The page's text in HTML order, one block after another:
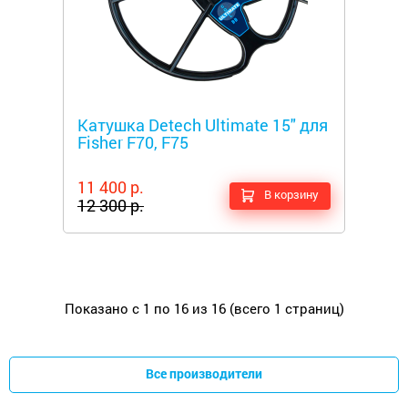
Катушка Detech Ultimate 15" для
Fisher F70, F75
11 400 р.
12 300 р.
В корзину
Показано с 1 по 16 из 16 (всего 1 страниц)
Все производители